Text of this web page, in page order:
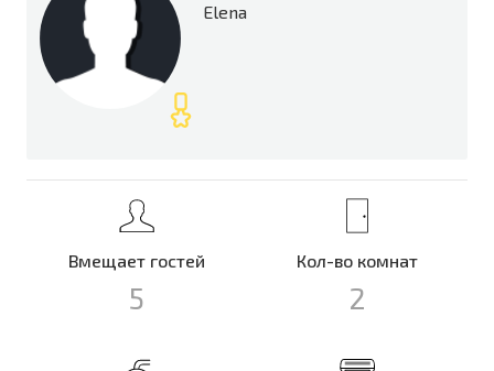
Elena
Вмещает гостей
5
Кол-во комнат
2